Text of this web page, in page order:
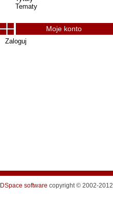
Tematy
Moje konto
Zaloguj
DSpace software copyright © 2002-2012